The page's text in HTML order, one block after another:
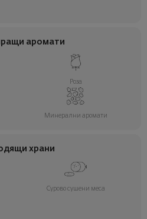
аромати
Роза
Минерални аромати
храни
Сурово сушени меса